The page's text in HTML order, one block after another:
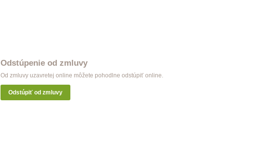
Odstúpenie od zmluvy
Od zmluvy uzavretej online môžete pohodlne odstúpiť online.
Odstúpiť od zmluvy